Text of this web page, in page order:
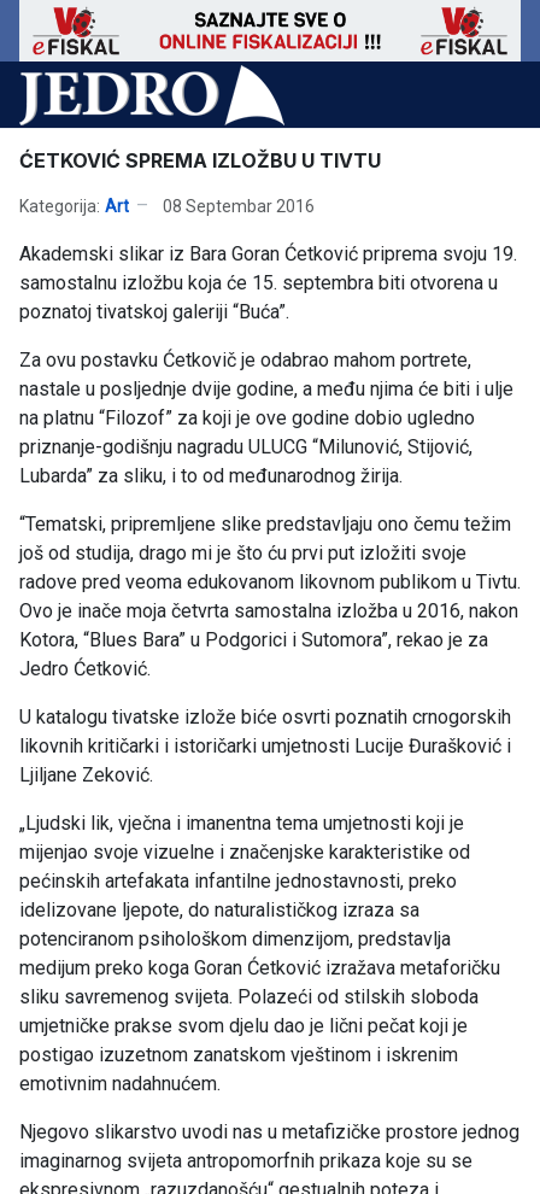
ĆETKOVIĆ SPREMA IZLOŽBU U TIVTU
Kategorija: Art 08 Septembar 2016
Akademski slikar iz Bara Goran Ćetković priprema svoju 19.
samostalnu izložbu koja će 15. septembra biti otvorena u
poznatoj tivatskoj galeriji “Buća”.
Za ovu postavku Ćetkovič je odabrao mahom portrete,
nastale u posljednje dvije godine, a među njima će biti i ulje
na platnu “Filozof” za koji je ove godine dobio ugledno
priznanje-godišnju nagradu ULUCG “Milunović, Stijović,
Lubarda” za sliku, i to od međunarodnog žirija.
“Tematski, pripremljene slike predstavljaju ono čemu težim
još od studija, drago mi je što ću prvi put izložiti svoje
radove pred veoma edukovanom likovnom publikom u Tivtu.
Ovo je inače moja četvrta samostalna izložba u 2016, nakon
Kotora, “Blues Bara” u Podgorici i Sutomora”, rekao je za
Jedro Ćetković.
U katalogu tivatske izlože biće osvrti poznatih crnogorskih
likovnih kritičarki i istoričarki umjetnosti Lucije Đurašković i
Ljiljane Zeković.
„Ljudski lik, vječna i imanentna tema umjetnosti koji je
mijenjao svoje vizuelne i značenjske karakteristike od
pećinskih artefakata infantilne jednostavnosti, preko
idelizovane ljepote, do naturalističkog izraza sa
potenciranom psihološkom dimenzijom, predstavlja
medijum preko koga Goran Ćetković izražava metaforičku
sliku savremenog svijeta. Polazeći od stilskih sloboda
umjetničke prakse svom djelu dao je lični pečat koji je
postigao izuzetnom zanatskom vještinom i iskrenim
emotivnim nadahnućem.
Njegovo slikarstvo uvodi nas u metafizičke prostore jednog
imaginarnog svijeta antropomorfnih prikaza koje su se